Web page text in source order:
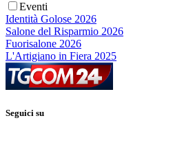
Eventi
Identità Golose 2026
Salone del Risparmio 2026
Fuorisalone 2026
L'Artigiano in Fiera 2025
Seguici su